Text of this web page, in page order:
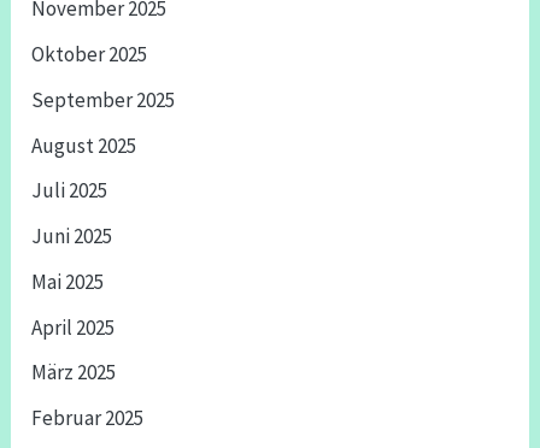
November 2025
Oktober 2025
September 2025
August 2025
Juli 2025
Juni 2025
Mai 2025
April 2025
März 2025
Februar 2025